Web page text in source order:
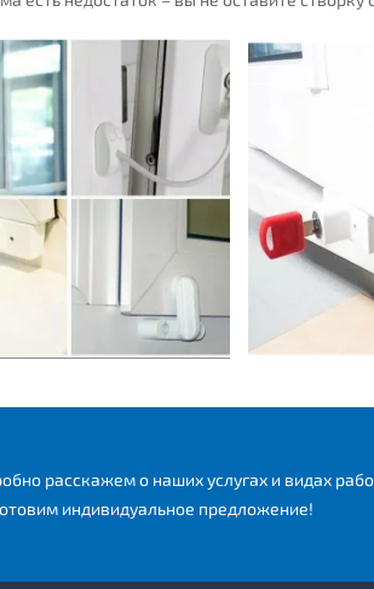
расскажем о наших услугах и видах
индивидуальное предложение!